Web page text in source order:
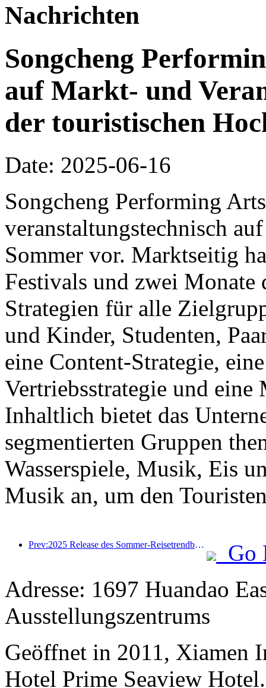
Nachrichten
Songcheng
auf Markt- und
der touristischen
Date: 2025-06-16
Songcheng Performing
veranstaltungstechnisch
Sommer vor. Marktseitig
Festivals und zwei Monate
Strategien für alle
und Kinder, Studenten,
eine Content-Strategie,
Vertriebsstrategie und eine
Inhaltlich bietet das
segmentierten Gruppen
Wasserspiele, Musik, Eis
Musik an, um den
Prev:2025 Release des Sommer-Reisetrendberichts: Die Kundenbasis der Eltern-Kind-Kundendise machen mehr als 60% aus
Go
Adresse: 1697 Huandao
Ausstellungszentrums
Geöffnet in 2011, Xiamen
Hotel Prime Seaview Hotel.